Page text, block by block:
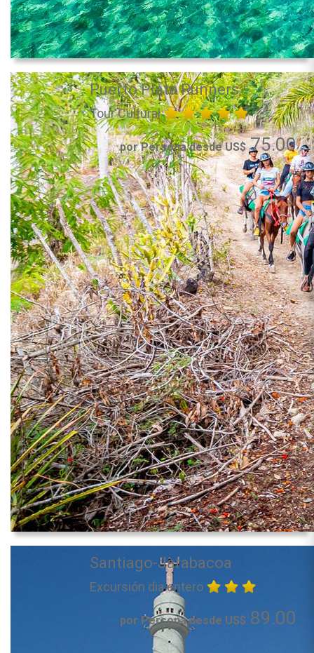
Puerto Plata Runners
Tour Cultural
por Persona desde US$75.00
Santiago-Jarabacoa
Excursión dia entero
por Persona desde US$ 89.00